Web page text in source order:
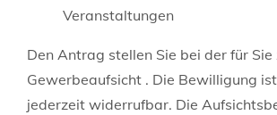
Veranstaltungen
Den Antrag stellen Sie bei der für
Gewerbeaufsicht . Die Bewilligung
jederzeit widerrufbar. Die